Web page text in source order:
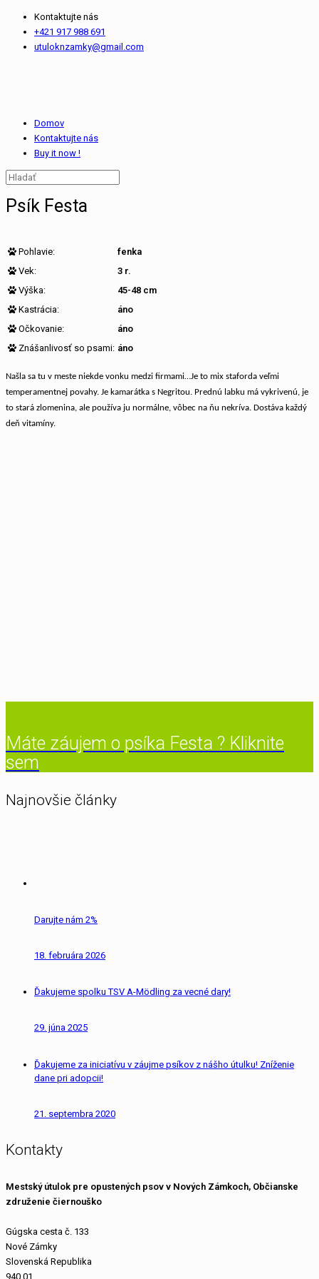
Kontaktujte nás
+421 917 988 691
utuloknzamky@gmail.com
Domov
Kontaktujte nás
Buy it now !
Psík Festa
Pohlavie:
fenka
Vek:
3 r.
Výška:
45-48 cm
Kastrácia:
áno
Očkovanie:
áno
Znášanlivosť so psami: áno
Našla sa tu v meste niekde vonku medzi firmami…Je to mix staforda veľmi
temperamentnej povahy. Je kamarátka s Negritou. Prednú labku má vykrivenú, je
to stará zlomenina, ale používa ju normálne, vôbec na ňu nekríva. Dostáva každý
deň vitamíny.
Máte záujem o psíka Festa ? Kliknite
sem
Najnovšie články
Darujte nám 2%
18. februára 2026
Ďakujeme spolku TSV A-Mödling za vecné dary!
29. júna 2025
Ďakujeme za iniciatívu v záujme psíkov z nášho útulku! Zníženie
dane pri adopcii!
21. septembra 2020
Kontakty
Mestský útulok pre opustených psov v Nových Zámkoch, Občianske
združenie čiernouško
Gúgska cesta č. 133
Nové Zámky
Slovenská Republika
940 01